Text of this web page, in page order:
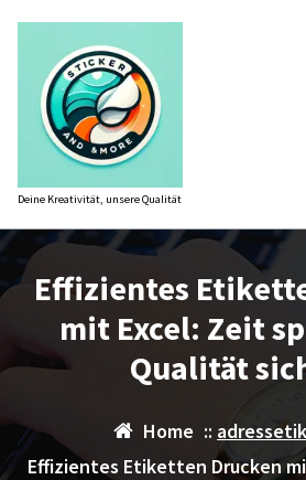
springen
Deine Kreativität, unsere Qualität
Effizientes
mit Excel: Zeit
Qualität
Home ::
Effizientes Etiketten Drucken